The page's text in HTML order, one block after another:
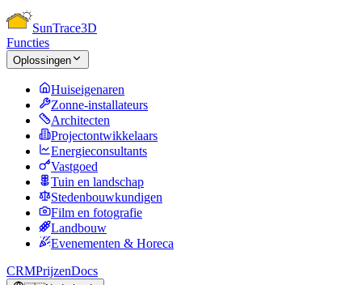
SunTrace3D
Functies
Oplossingen
Huiseigenaren
Zonne-installateurs
Architecten
Projectontwikkelaars
Energieconsultants
Vastgoed
Tuin en landschap
Stedenbouwkundigen
Film en fotografie
Landbouw
Evenementen & Horeca
CRMPrijzenDocs